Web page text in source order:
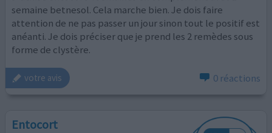
semaine betnesol. Cela marche bien. Je dois faire
attention de ne pas passer un jour sinon tout le positif est
anéanti. Je dois préciser que je prend les 2 remèdes sous
forme de clystère.
votre avis 0 réactions
Entocort